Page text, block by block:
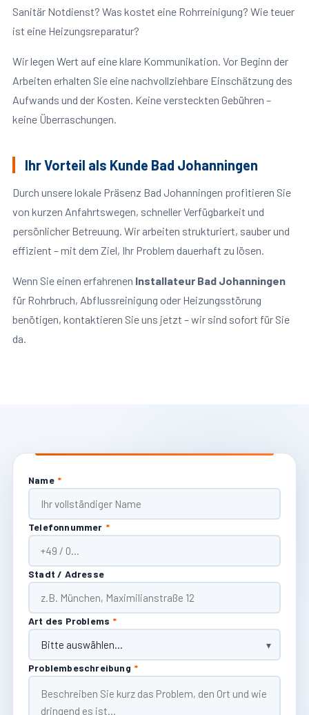
Sanitär Notdienst? Was kostet eine Rohrreinigung? Wie teuer
ist eine Heizungsreparatur?
Wir legen Wert auf eine klare Kommunikation. Vor Beginn der
Arbeiten erhalten Sie eine nachvollziehbare Einschätzung des
Aufwands und der Kosten. Keine versteckten Gebühren –
keine Überraschungen.
Ihr Vorteil als Kunde Bad Johanningen
Durch unsere lokale Präsenz Bad Johanningen profitieren Sie
von kurzen Anfahrtswegen, schneller Verfügbarkeit und
persönlicher Betreuung. Wir arbeiten strukturiert, sauber und
effizient – mit dem Ziel, Ihr Problem dauerhaft zu lösen.
Wenn Sie einen erfahrenen Installateur Bad Johanningen
für Rohrbruch, Abflussreinigung oder Heizungsstörung
benötigen, kontaktieren Sie uns jetzt – wir sind sofort für Sie
da.
Name *
Telefonnummer *
Stadt / Adresse
Art des Problems *
Problembeschreibung *